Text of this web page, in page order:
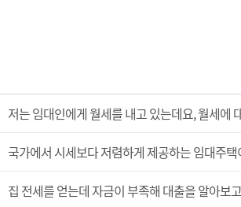
저는 임대인에게 월세를 내고 있는데요, 월세에
국가에서 시세보다 저렴하게 제공하는 임대주
집 전세를 얻는데 자금이 부족해 대출을 알아보